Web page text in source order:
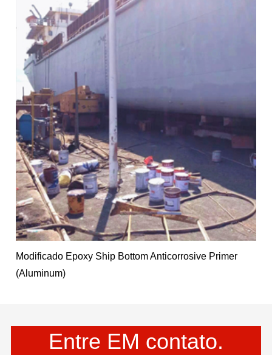
Modificado Epoxy Ship Bottom Anticorrosive Primer
(Aluminum)
Entre EM contato.